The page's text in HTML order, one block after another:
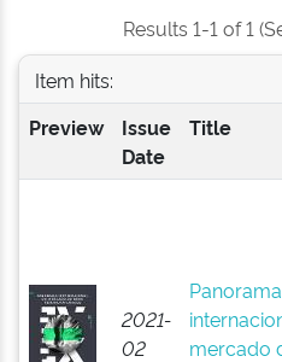
Results 1-1 of 1
Item hits:
Preview
Issue
Date
Title
2021-
02
Panorama
mercado